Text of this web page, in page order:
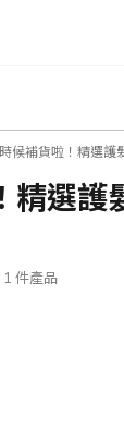
候補貨啦！精選護
精選護
1 件產品